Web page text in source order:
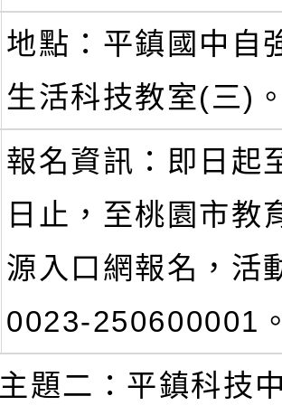
地點：平鎮國中自
生活科技教室(三)
報名資訊：即日起
日止，至桃園市教
源入口網報名，活
0023-250600001
主題二：平鎮科技